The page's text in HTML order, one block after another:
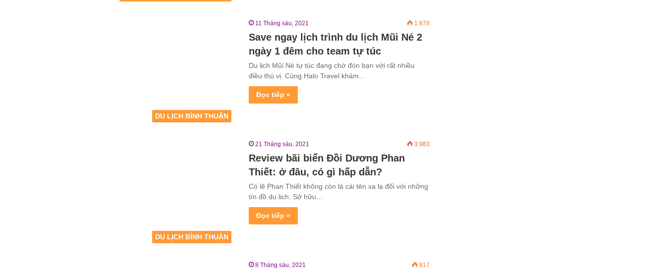
DU LỊCH BÌNH THUẬN
11 Tháng sáu, 2021 1.878
Save ngay lịch trình du lịch Mũi Né 2
ngày 1 đêm cho team tự túc
Du lịch Mũi Né tự túc đang chờ đón bạn với rất nhiều
điều thú vị. Cùng Halo Travel khám…
Đọc tiếp »
DU LỊCH BÌNH THUẬN
21 Tháng sáu, 2021 3.983
Review bãi biển Đồi Dương Phan
Thiết: ở đâu, có gì hấp dẫn?
Có lẽ Phan Thiết không còn là cái tên xa lạ đối với những
tín đồ du lịch. Sở hữu…
Đọc tiếp »
8 Tháng sáu, 2021 817